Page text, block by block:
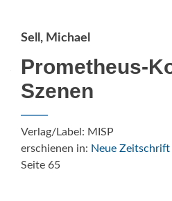
Sell, Michael
Prometheus-
Szenen
Verlag/Label: MISP
erschienen in: Neue
Seite 65